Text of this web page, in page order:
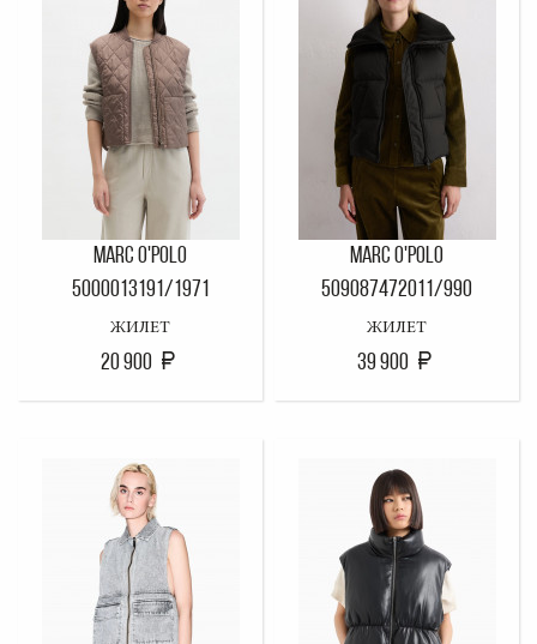
MARC O'POLO
5000013191/1971
ЖИЛЕТ
20 900
MARC O'POLO
509087472011/990
ЖИЛЕТ
39 900